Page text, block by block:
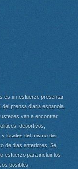
es un esfuerzo presentar
del prensa diaria espanola.
van a encontrar
deportivos,
y locales del mismo dia
de dias anteriores. Se
esfuerzo para incluir los
posibles.